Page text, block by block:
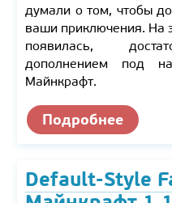
думали о том, чтобы
ваши приключения. На
появилась,
дополнением под
Майнкрафт.
Подробнее
Default-Style